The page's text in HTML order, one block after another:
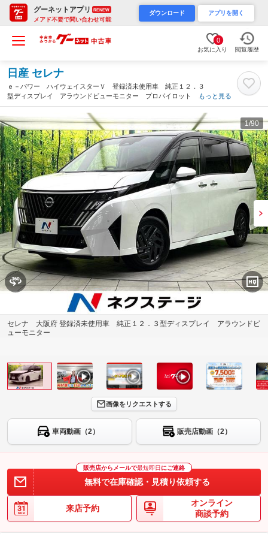
グーネットアプリ RENEW
メアド不要で問い合わせ可能
ダウンロード アプリを開く
0
お気に入り 閲覧履歴
日産 セレナ
ｅ－パワー ハイウェイスターＶ 登録済未使用車 純正１２．３
型ディスプレイ アラウンドビューモニター プロパイロット ハ
ンズフリー付両側電動スライド ブラインドスポットモニター リ
アオートエアコン ＥＴＣ 電動パーキングブレーキ（大阪府）
もっと見る
1/90
セレナ 大阪府 登録済未使用車 純正１２．３型ディスプレイ アラウンドビ
ューモニター
画像をリクエストする
車両動画（2） 販売店動画（2）
販売店からメールで最短即日 にご連絡
無料で在庫確認・見積り依頼する
来店予約
オンライン
商談予約